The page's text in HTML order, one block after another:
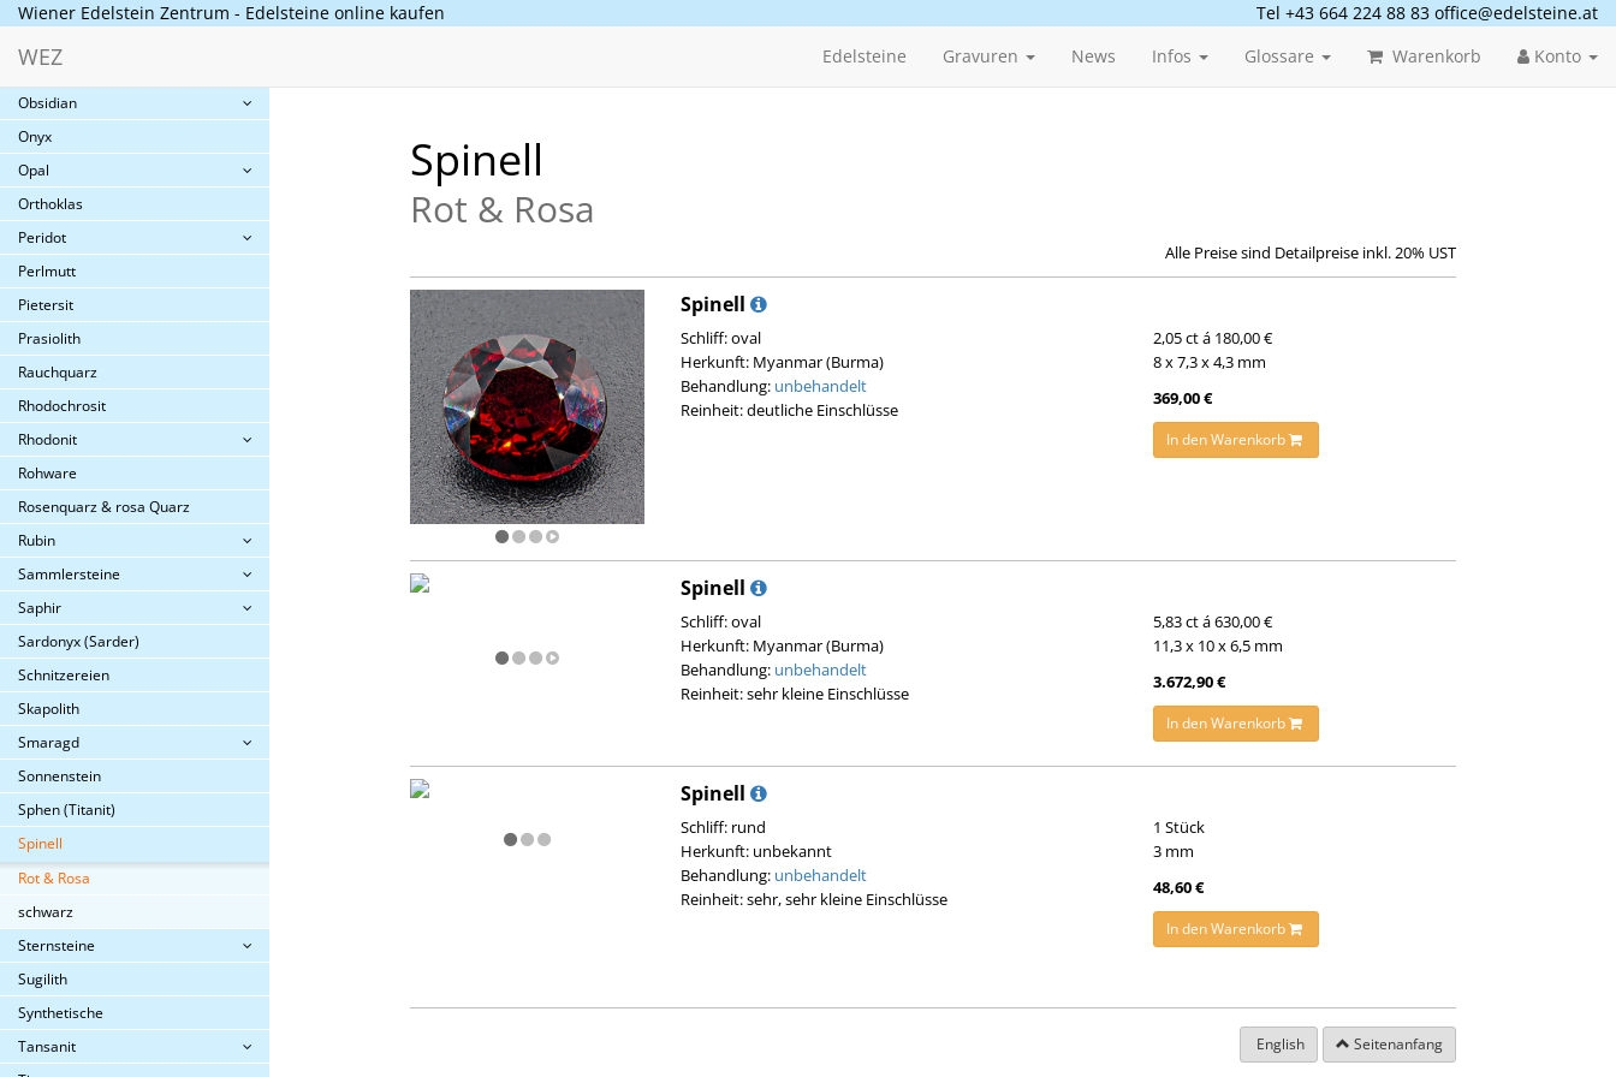
Wiener Edelstein Zentrum - Edelsteine online kaufen Tel +43 664 224 88 83 office@edelsteine.at
WEZ Edelsteine Gravuren News Infos Glossare Warenkorb Konto
Morganit
Obsidian
Onyx
Opal
Orthoklas
Peridot
Perlmutt
Pietersit
Prasiolith
Rauchquarz
Rhodochrosit
Rhodonit
Rohware
Rosenquarz & rosa Quarz
Rubin
Sammlersteine
Saphir
Sardonyx (Sarder)
Schnitzereien
Skapolith
Smaragd
Sonnenstein
Sphen (Titanit)
Spinell
Rot & Rosa
schwarz
Sternsteine
Sugilith
Synthetische
Tansanit
Spinell
Rot & Rosa
Alle Preise sind Detailpreise inkl. 20% UST
Spinell
Schliff: oval
Herkunft: Myanmar (Burma)
Behandlung: unbehandelt
Reinheit: deutliche Einschlüsse
2,05 ct á 180,00 €
8 x 7,3 x 4,3 mm
369,00 €
In den Warenkorb
Spinell
Schliff: oval
Herkunft: Myanmar (Burma)
Behandlung: unbehandelt
Reinheit: sehr kleine Einschlüsse
5,83 ct á 630,00 €
11,3 x 10 x 6,5 mm
3.672,90 €
In den Warenkorb
Spinell
Schliff: rund
Herkunft: unbekannt
Behandlung: unbehandelt
Reinheit: sehr, sehr kleine Einschlüsse
1 Stück
3 mm
48,60 €
In den Warenkorb
English Seitenanfang